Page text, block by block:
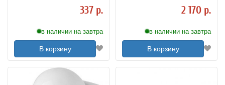
337 р.
в наличии на завтра
В корзину
2 170 р.
в наличии на завтра
В корзину